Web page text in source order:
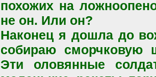
похожих на
не он. Или он?
Наконец я дошла до
собираю сморчковую
Эти оловянные